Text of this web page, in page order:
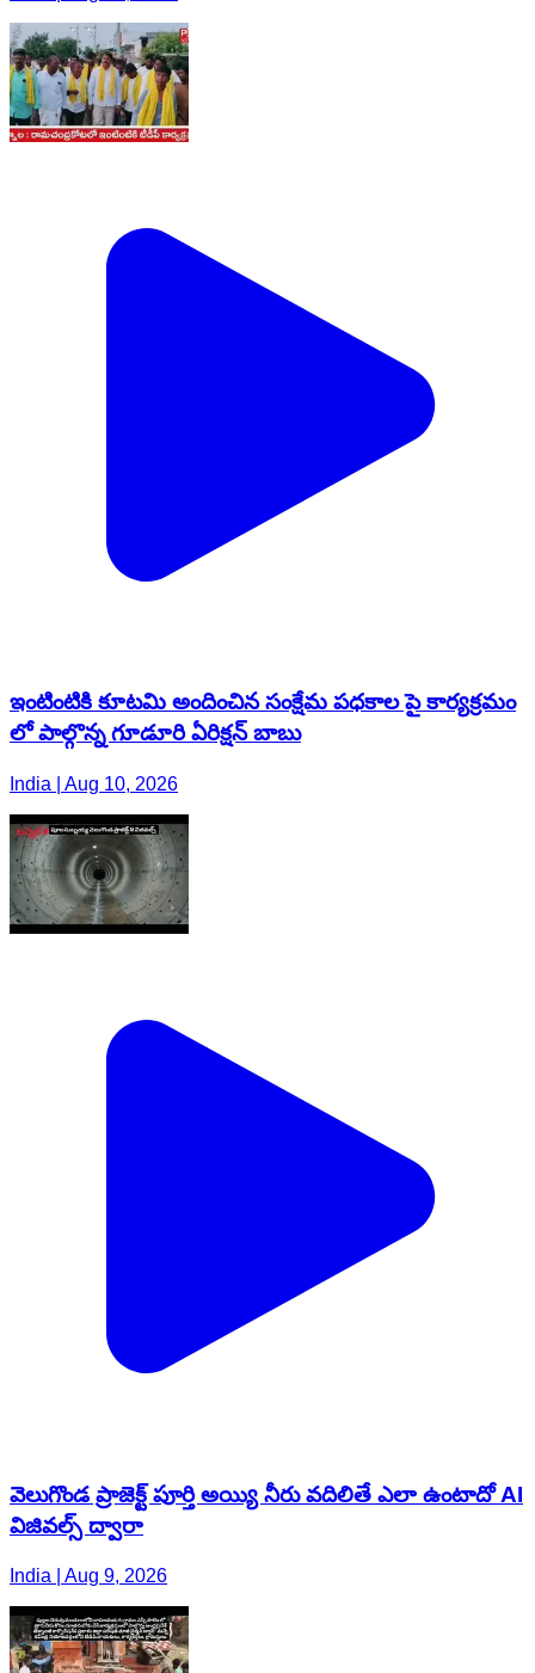
ఇంటింటికి కూటమి అందించిన సంక్షేమ పధకాల పై కార్యక్రమం
లో పాల్గొన్న గూడూరి ఏరిక్షన్ బాబు
India | Aug 10, 2026
వెలుగొండ ప్రాజెక్ట్ పూర్తి అయ్యి నీరు వదిలితే ఎలా ఉంటాదో AI
విజివల్స్ ద్వారా
India | Aug 9, 2026